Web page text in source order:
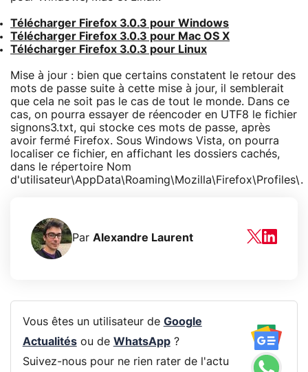
Télécharger Firefox 3.0.3 pour Windows
Télécharger Firefox 3.0.3 pour Mac OS X
Télécharger Firefox 3.0.3 pour Linux
Mise à jour : bien que certains constatent le retour des
mots de passe suite à cette mise à jour, il semblerait
que cela ne soit pas le cas de tout le monde. Dans ce
cas, on pourra essayer de réencoder en UTF8 le fichier
signons3.txt, qui stocke ces mots de passe, après
avoir fermé Firefox. Sous Windows Vista, on pourra
localiser ce fichier, en affichant les dossiers cachés,
dans le répertoire Nom
d'utilisateur\AppData\Roaming\Mozilla\Firefox\Profiles\.
Par Alexandre Laurent
Vous êtes un utilisateur de Google
Actualitésou de WhatsApp?
Suivez-nous pour ne rien rater de l'actu